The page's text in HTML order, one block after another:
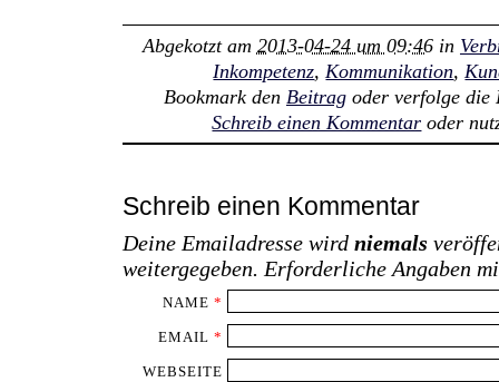
Abgekotzt am 2013-04-24 um 09:46in
Inkompetenz, Kommunikation,
Bookmark den Beitragoder verfolge die
Schreib einen Kommentar oder
Schreib einen Kommentar
Deine Emailadresse wird niemals
weitergegeben. Erforderliche Angaben
NAME *
EMAIL *
WEBSEITE